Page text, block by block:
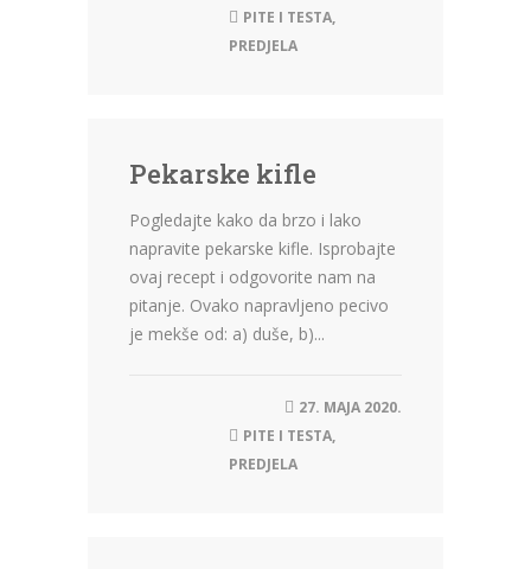
PITE I TESTA,
PREDJELA
Pekarske kifle
Pogledajte kako da brzo i lako
napravite pekarske kifle. Isprobajte
ovaj recept i odgovorite nam na
pitanje. Ovako napravljeno pecivo
je mekše od: a) duše, b)...
27. MAJA 2020.
PITE I TESTA,
PREDJELA